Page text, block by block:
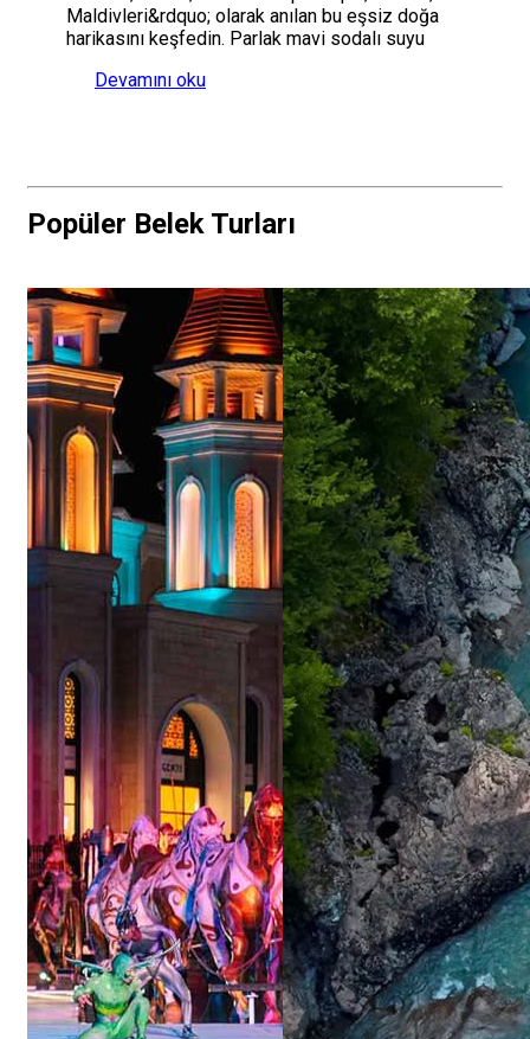
Maldivleri&rdquo; olarak anılan bu eşsiz doğa
harikasını keşfedin. Parlak mavi sodalı suyu
Devamını oku
Popüler Belek Turları